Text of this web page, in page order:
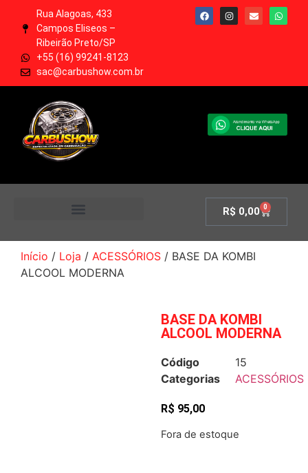
Rua Alagoas, 433
Campos Eliseos –
Ribeirão Preto/SP
+55 (16) 99241-8123
sac@carbushow.com.br
R$ 0,00 0
Início / Loja / ACESSÓRIOS / BASE DA KOMBI
ALCOOL MODERNA
BASE DA KOMBI
ALCOOL MODERNA
Código
15
Categorias
ACESSÓRIOS
R$ 95,00
Fora de estoque